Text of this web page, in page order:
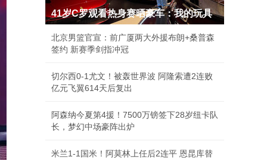
41岁C罗观看热身赛晒豪车：我的玩具
北京男篮官宣：前广厦两大外援布朗+桑普森
签约 新赛季剑指冲冠
切尔西0-1尤文！被轰世界波 阿隆索遭2连败
亿元飞翼614天后复出
阿森纳今夏第4援！7500万镑签下28岁纽卡队
长，梦幻中场豪阵出炉
米兰1-1国米！阿莫林上任后2连平 恩昆库替